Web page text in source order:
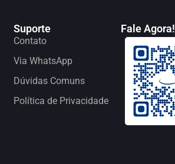
Suporte
Contato
Via WhatsApp
Dúvidas Comuns
Política de Privacidade
Fale Agora!